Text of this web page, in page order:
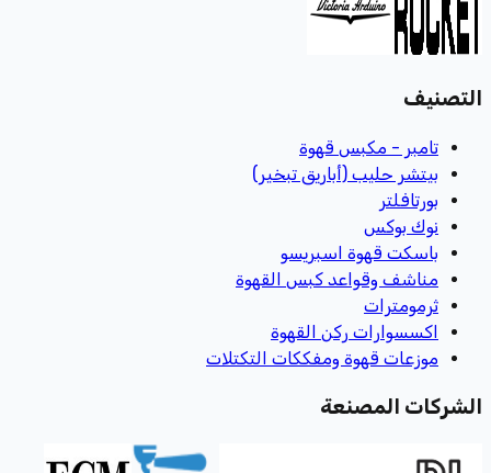
التصنيف
تامبر - مكبس قهوة
بيتشر حليب (أباريق تبخير)
بورتافلتر
نوك بوكس
باسكت قهوة اسبريسو
مناشف وقواعد كبس القهوة
ثرمومترات
اكسسوارات ركن القهوة
موزعات قهوة ومفككات التكتلات
الشركات المصنعة